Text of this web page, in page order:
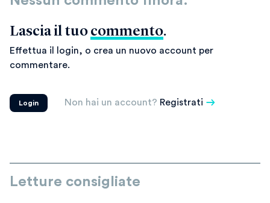
Lascia il tuo commento.
Effettua il login, o crea un nuovo account per
commentare.
Login Non hai un account? Registrati
Letture consigliate